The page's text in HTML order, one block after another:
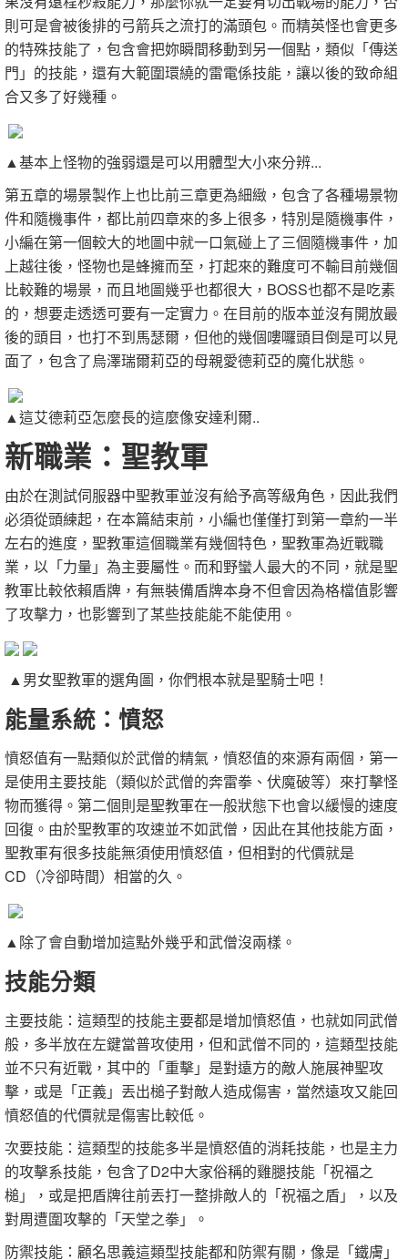
則可是會被後排的弓箭兵之流打的滿頭包。而精英怪也會更多
的特殊技能了，包含會把妳瞬間移動到另一個點，類似「傳送
門」的技能，還有大範圍環繞的雷電係技能，讓以後的致命組
合又多了好幾種。
▲基本上怪物的強弱還是可以用體型大小來分辨...
第五章的場景製作上也比前三章更為細緻，包含了各種場景物
件和隨機事件，都比前四章來的多上很多，特別是隨機事件，
小編在第一個較大的地圖中就一口氣碰上了三個隨機事件，加
上越往後，怪物也是蜂擁而至，打起來的難度可不輸目前幾個
比較難的場景，而且地圖幾乎也都很大，BOSS也都不是吃素
的，想要走透透可要有一定實力。在目前的版本並沒有開放最
後的頭目，也打不到馬瑟爾，但他的幾個嘍囉頭目倒是可以見
面了，包含了烏澤瑞爾莉亞的母親愛德莉亞的魔化狀態。
▲這艾德莉亞怎麼長的這麼像安達利爾..
新職業：聖教軍
由於在測試伺服器中聖教軍並沒有給予高等級角色，因此我們
必須從頭練起，在本篇結束前，小編也僅僅打到第一章約一半
左右的進度，聖教軍這個職業有幾個特色，聖教軍為近戰職
業，以「力量」為主要屬性。而和野蠻人最大的不同，就是聖
教軍比較依賴盾牌，有無裝備盾牌本身不但會因為格檔值影響
了攻擊力，也影響到了某些技能能不能使用。
▲男女聖教軍的選角圖，你們根本就是聖騎士吧！
能量系統：憤怒
憤怒值有一點類似於武僧的精氣，憤怒值的來源有兩個，第一
是使用主要技能（類似於武僧的奔雷拳、伏魔破等）來打擊怪
物而獲得。第二個則是聖教軍在一般狀態下也會以緩慢的速度
回復。由於聖教軍的攻速並不如武僧，因此在其他技能方面，
聖教軍有很多技能無須使用憤怒值，但相對的代價就是
CD（冷卻時間）相當的久。
▲除了會自動增加這點外幾乎和武僧沒兩樣。
技能分類
主要技能：這類型的技能主要都是增加憤怒值，也就如同武僧
般，多半放在左鍵當普攻使用，但和武僧不同的，這類型技能
並不只有近戰，其中的「重擊」是對遠方的敵人施展神聖攻
擊，或是「正義」丟出槌子對敵人造成傷害，當然遠攻又能回
憤怒值的代價就是傷害比較低。
次要技能：這類型的技能多半是憤怒值的消耗技能，也是主力
的攻擊系技能，包含了D2中大家俗稱的雞腿技能「祝福之
槌」，或是把盾牌往前丟打一整排敵人的「祝福之盾」，以及
對周遭圍攻擊的「天堂之拳」。
防禦技能：顧名思義這類型技能都和防禦有關，像是「鐵膚」